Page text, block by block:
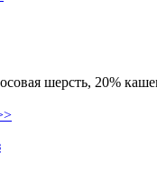
шерсть, 20%